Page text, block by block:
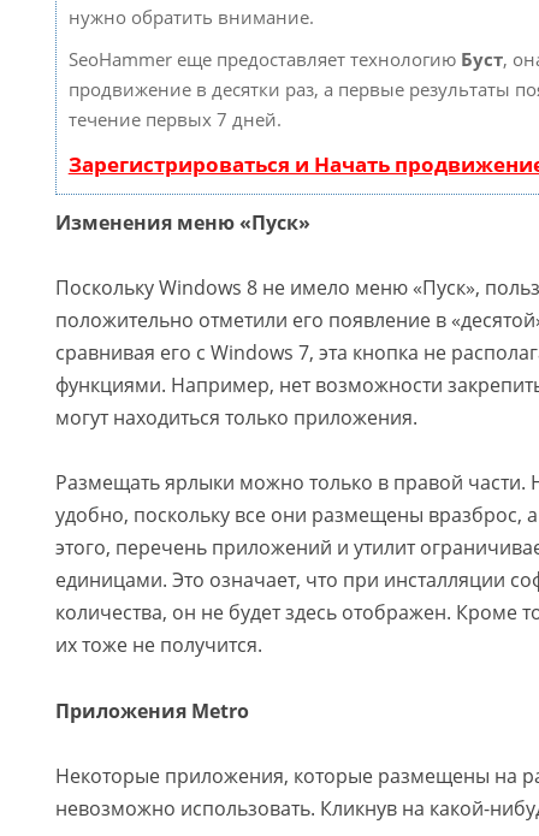
нужно обратить внимание.
SeoHammer еще предоставляет технологию Буст,
продвижение в десятки раз, а первые результаты
течение первых 7 дней.
Зарегистрироваться и Начать
Изменения меню «Пуск»
Поскольку Windows 8 не имело меню «Пуск»,
положительно отметили его появление в
сравнивая его с Windows 7, эта кнопка не
функциями. Например, нет возможности
могут находиться только приложения.
Размещать ярлыки можно только в правой части.
удобно, поскольку все они размещены вразброс,
этого, перечень приложений и утилит
единицами. Это означает, что при инсталляции
количества, он не будет здесь отображен. Кроме
их тоже не получится.
Приложения Metro
Некоторые приложения, которые размещены на
невозможно использовать. Кликнув на какой-